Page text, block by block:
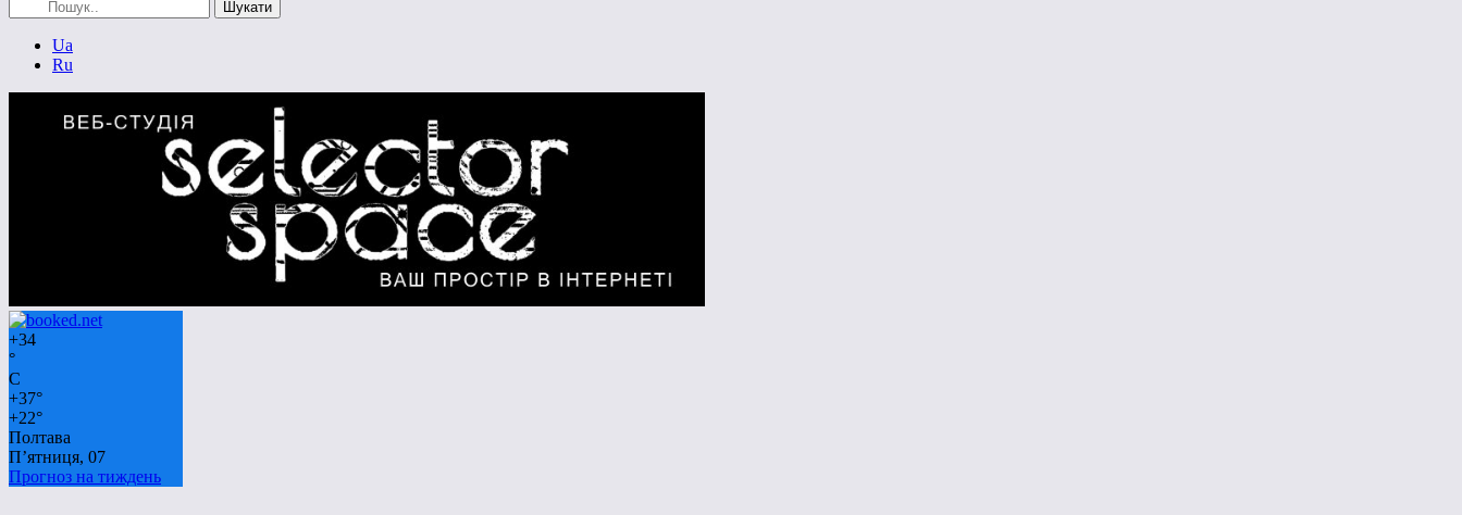
Ua
Ru
+34
°
C
+37°
+22°
Полтава
П’ятниця, 07
Прогноз на тиждень